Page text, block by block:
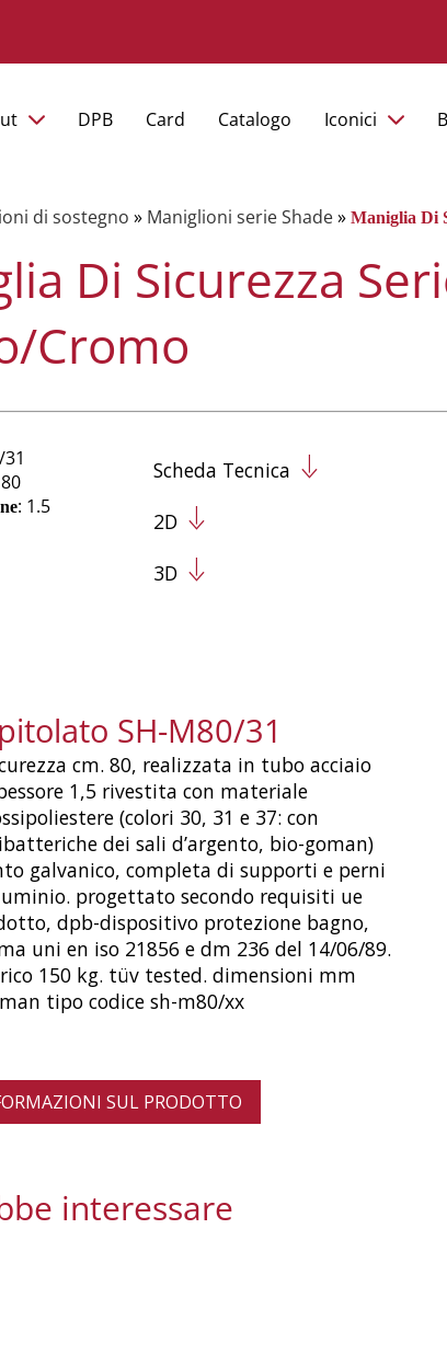
DPB Card Catalogo Iconici
di sostegno » Maniglioni serie Shade» Maniglia Di
Di Sicurezza
Cromo
: 1.5
Scheda Tecnica
2D
3D
SH-M80/31
cm. 80, realizzata in tubo acciaio
1,5 rivestita con materiale
(colori 30, 31 e 37: con
dei sali d’argento, bio-goman)
galvanico, completa di supporti e perni
progettato secondo requisiti ue
dpb-dispositivo protezione bagno,
uni en iso 21856 e dm 236 del 14/06/89.
150 kg. tüv tested. dimensioni mm
tipo codice sh-m80/xx
SUL PRODOTTO
interessare